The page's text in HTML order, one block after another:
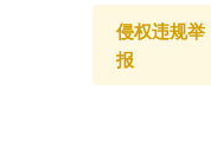
侵权违规举
报